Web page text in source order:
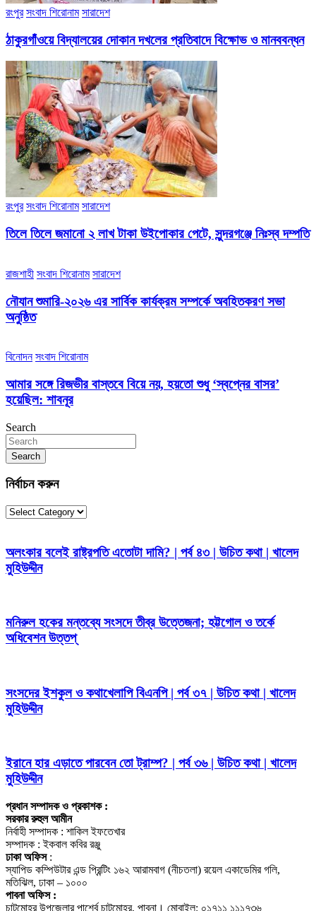
রংপুর সংবাদ শিরোনাম সারাদেশ
ঠাকুরগাঁওয়ে বিদ্যালয়ের দোকান দখলের প্রতিবাদে বিক্ষোভ ও মানববন্ধন
রংপুর সংবাদ শিরোনাম সারাদেশ
তিলে তিলে জমানো ২ লাখ টাকা উইপোকার পেটে, সুন্দরগঞ্জে নিঃস্ব দম্পতি
রাজশাহী সংবাদ শিরোনাম সারাদেশ
নৌযান শুমারি-২০২৬ এর সার্বিক কার্যক্রম সম্পর্কে অবহিতকরণ সভা
অনুষ্ঠিত
বিনোদন সংবাদ শিরোনাম
আমার সঙ্গে রিজভীর বাস্তবে বিয়ে নয়, হয়তো শুধু ‘স্বপ্নের বাসর’
হয়েছিল: শাবনূর
Search
Search
নির্বাচন করুন
নির্বাচন
অলংকার বলেই রাষ্ট্রপতি এতোটা দামি? | পর্ব ৪৩ | উচিত কথা | খালেদ
মুহিউদ্দীন
মনিরুল হকের মন্তব্যে সংসদে তীব্র উত্তেজনা; হট্টগোল ও তর্কে
অধিবেশন উত্তপ্
সংসদের ইশকুল ও কথাখেলাপি বিএনপি | পর্ব ৩৭ | উচিত কথা | খালেদ
মুহিউদ্দীন
ইরানে হার এড়াতে পারবেন তো ট্রাম্প? | পর্ব ৩৬ | উচিত কথা | খালেদ
মুহিউদ্দীন
প্রধান সম্পাদক ও প্রকাশক :
সরকার রুহুল আমীন
নির্বাহী সম্পাদক : শাকিল ইফতেখার
সম্পাদক : ইকবাল কবির রঞ্জু
ঢাকা অফিস :
স্যাপিড কম্পিউটার এন্ড প্রিন্টিং ১৬২ আরামবাগ (নীচতলা) রয়েল একাডেমির গলি,
মতিঝিল, ঢাকা – ১০০০
পাবনা অফিস :
চাটমোহর উপজেলার পার্শ্বে চাটমোহর, পাবনা। মোবাইল: ০১৭১১ ১১১৭৩৬